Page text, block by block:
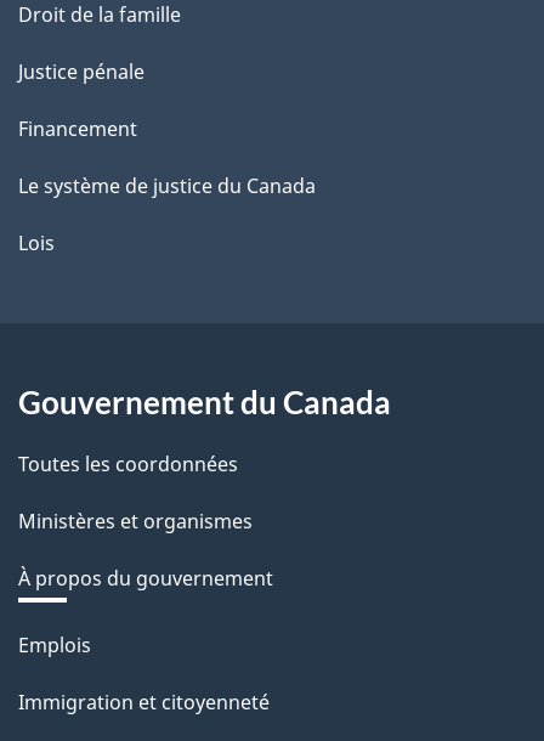
Droit de la famille
Justice pénale
Financement
Le système de justice du Canada
Lois
Gouvernement du Canada
Toutes les coordonnées
Ministères et organismes
À propos du gouvernement
Thèmes
sujets
Emplois
Immigration et citoyenneté